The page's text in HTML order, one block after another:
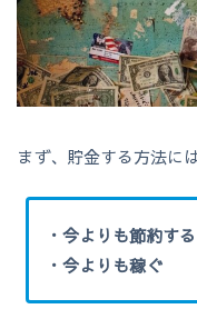
まず、貯金する方法に
・今よりも節約する
・今よりも稼ぐ